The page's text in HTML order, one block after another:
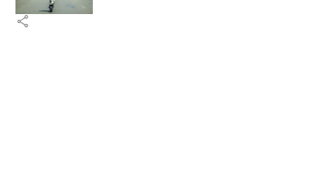
share